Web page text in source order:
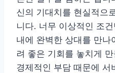
신의 기대치를 현실적으
니다. 너무 이상적인 조
내에 완벽한 상대를 만나
려 좋은 기회를 놓치게
경제적인 부담 때문에 서